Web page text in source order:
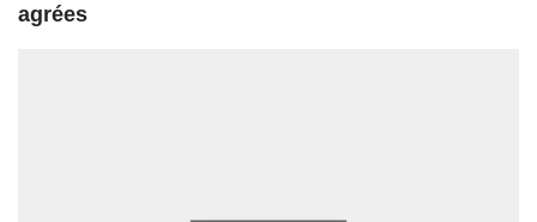
agrées